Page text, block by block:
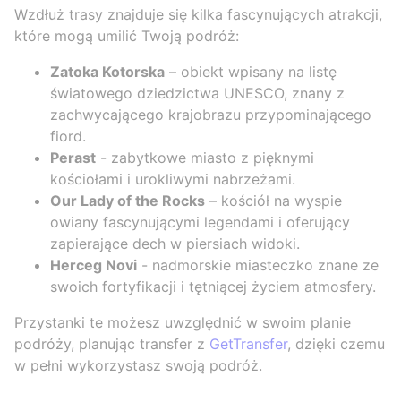
Wzdłuż trasy znajduje się kilka fascynujących atrakcji,
które mogą umilić Twoją podróż:
Zatoka Kotorska – obiekt wpisany na listę
światowego dziedzictwa UNESCO, znany z
zachwycającego krajobrazu przypominającego
fiord.
Perast - zabytkowe miasto z pięknymi
kościołami i urokliwymi nabrzeżami.
Our Lady of the Rocks – kościół na wyspie
owiany fascynującymi legendami i oferujący
zapierające dech w piersiach widoki.
Herceg Novi - nadmorskie miasteczko znane ze
swoich fortyfikacji i tętniącej życiem atmosfery.
Przystanki te możesz uwzględnić w swoim planie
podróży, planując transfer z GetTransfer, dzięki czemu
w pełni wykorzystasz swoją podróż.